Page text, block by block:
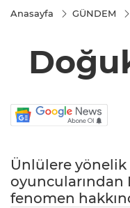
Anasayfa GÜNDEM
Ünlülere yönelik
oyuncularından
fenomen